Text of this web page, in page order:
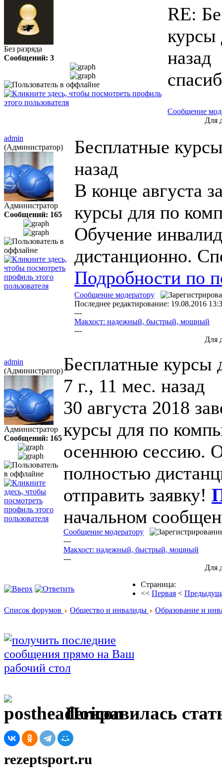
Без разряда
Сообщений: 3
RE:
курсы
назад
Сообщение
Для
admin
(Администратор)
Администратор
Сообщений: 165
Бесплатные
назад
В конце августа
курсы для по
Обучение
дистанционно.
Подробности по
Сообщение модератору
Последнее редактирование: 19.08.2016
---
Макхост: надежный, быстрый, мощный
---
Для
admin
(Администратор)
Администратор
Сообщений: 165
Бесплатные курсы
7 г., 11 мес. назад
30 августа 2018
курсы для по
осеннюю сессию.
полностью
отправить заявку!
начальном
Сообщение модератору
---
Макхост: надежный, быстрый, мощный
---
Для
Страница:
<< Первая <
Список форумов
Общество и инвалиды Образование и
Понравилась
rezeptsport.ru